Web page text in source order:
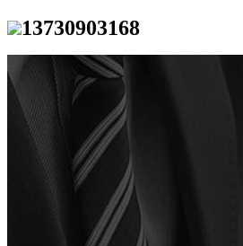
13730903168